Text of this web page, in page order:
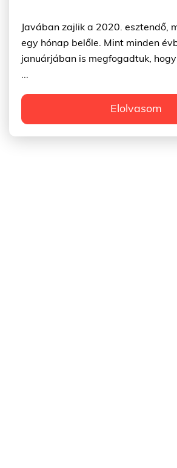
Javában zajlik a 2020. esztendő,
egy hónap belőle. Mint minden
januárjában is megfogadtuk,
Elolvasom